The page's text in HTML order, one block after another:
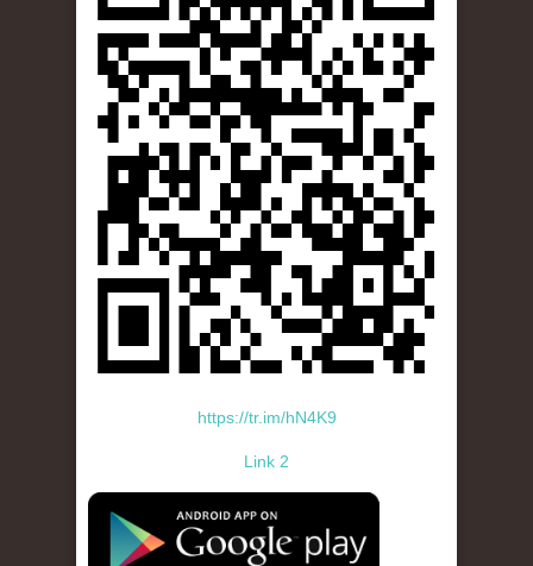
https://tr.im/hN4K9
Link 2
standard-icon-googleplay-app-store.png